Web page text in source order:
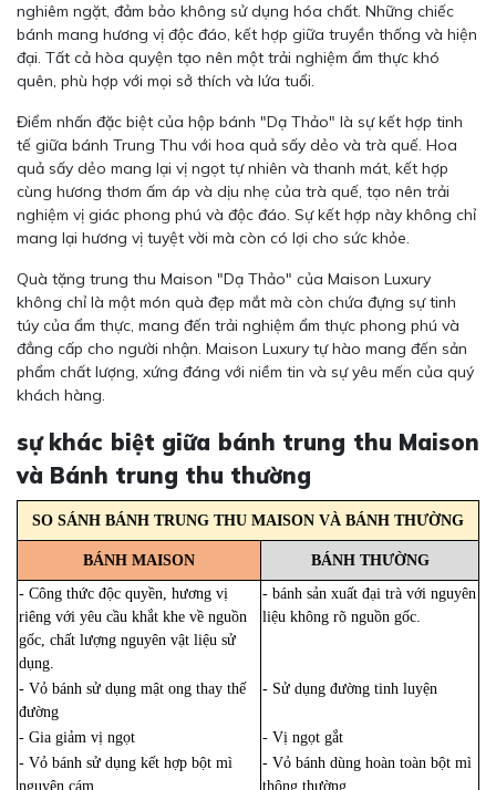
nghiêm ngặt, đảm bảo không sử dụng hóa chất. Những chiếc
bánh mang hương vị độc đáo, kết hợp giữa truyền thống và hiện
đại. Tất cả hòa quyện tạo nên một trải nghiệm ẩm thực khó
quên, phù hợp với mọi sở thích và lứa tuổi.
Điểm nhấn đặc biệt của hộp bánh "Dạ Thảo" là sự kết hợp tinh
tế giữa bánh Trung Thu với hoa quả sấy dẻo và trà quế. Hoa
quả sấy dẻo mang lại vị ngọt tự nhiên và thanh mát, kết hợp
cùng hương thơm ấm áp và dịu nhẹ của trà quế, tạo nên trải
nghiệm vị giác phong phú và độc đáo. Sự kết hợp này không chỉ
mang lại hương vị tuyệt vời mà còn có lợi cho sức khỏe.
Quà tặng trung thu Maison "Dạ Thảo" của Maison Luxury
không chỉ là một món quà đẹp mắt mà còn chứa đựng sự tinh
túy của ẩm thực, mang đến trải nghiệm ẩm thực phong phú và
đẳng cấp cho người nhận. Maison Luxury tự hào mang đến sản
phẩm chất lượng, xứng đáng với niềm tin và sự yêu mến của quý
khách hàng.
sự khác biệt giữa bánh trung thu Maison
và Bánh trung thu thường
SO SÁNH BÁNH TRUNG THU MAISON VÀ BÁNH THƯỜNG
BÁNH MAISON
BÁNH THƯỜNG
- Công thức độc quyền, hương vị
riêng với yêu cầu khắt khe về nguồn
gốc, chất lượng nguyên vật liệu sử
dụng.
- bánh sản xuất đại trà với nguyên
liệu không rõ nguồn gốc.
- Vỏ bánh sử dụng mật ong thay thế
đường
- Sử dụng đường tinh luyện
- Gia giảm vị ngọt
- Vị ngọt gắt
- Vỏ bánh sử dụng kết hợp bột mì
nguyên cám
- Vỏ bánh dùng hoàn toàn bột mì
thông thường